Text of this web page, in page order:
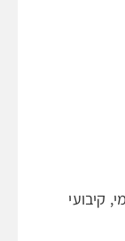
קיבועי